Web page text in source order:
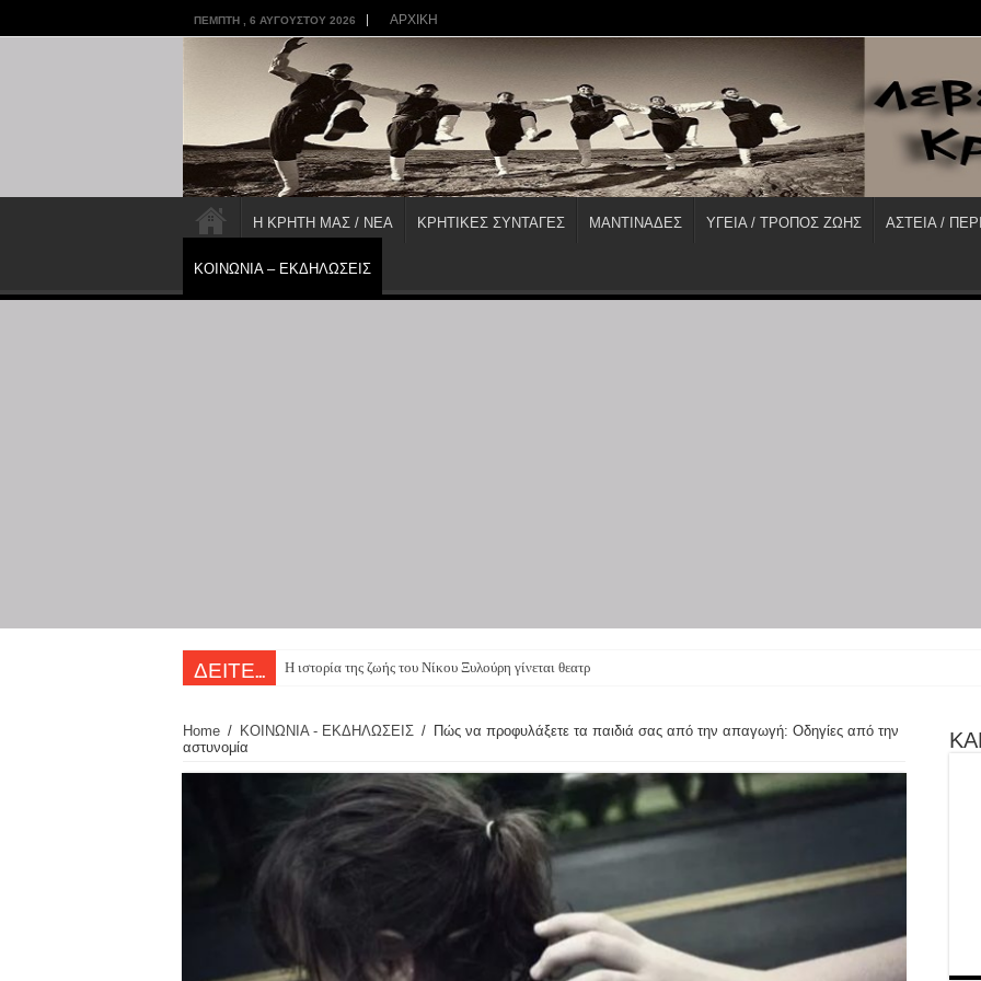
ΠΈΜΠΤΗ , 6 ΑΥΓΟΎΣΤΟΥ 2026 ΑΡΧΙΚΗ
Η ΚΡΗΤΗ ΜΑΣ / ΝΕΑ ΚΡΗΤΙΚΕΣ ΣΥΝΤΑΓΕΣ ΜΑΝΤΙΝΑΔΕΣ ΥΓΕΙΑ / ΤΡΟΠΟΣ ΖΩΗΣ ΑΣΤΕΙΑ /
ΚΟΙΝΩΝΙΑ – ΕΚΔΗΛΩΣΕΙΣ
ΔΕΙΤΕ... Η ιστορία της ζωής του Νίκου Ξυλούρη γίνεται θεατρική παράστ
Home / ΚΟΙΝΩΝΙΑ - ΕΚΔΗΛΩΣΕΙΣ / Πώς να προφυλάξετε τα παιδιά σας από την απαγωγή: Οδηγίες από την
αστυνομία